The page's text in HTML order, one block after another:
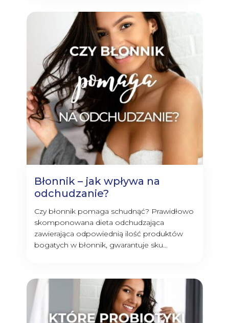
Błonnik – jak wpływa na
odchudzanie?
Czy błonnik pomaga schudnąć? Prawidłowo
skomponowana dieta odchudzająca
zawierająca odpowiednią ilość produktów
bogatych w błonnik, gwarantuje sku...